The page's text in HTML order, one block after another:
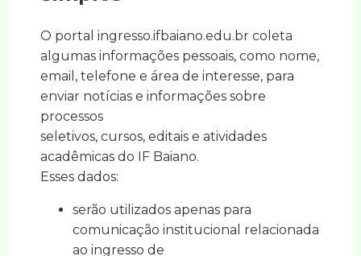
O portal ingresso.ifbaiano.edu.br coleta
algumas informações pessoais, como nome,
email, telefone e área de interesse, para
enviar notícias e informações sobre
processos
seletivos, cursos, editais e atividades
acadêmicas do IF Baiano.
Esses dados:
serão utilizados apenas para
comunicação institucional relacionada
ao ingresso de